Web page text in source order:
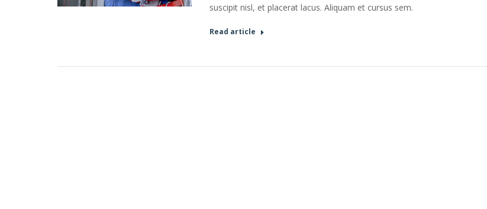
suscipit nisl, et placerat lacus. Aliquam et cursus sem.
Read article